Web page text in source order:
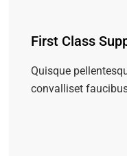
First Class
Quisque
convalliset